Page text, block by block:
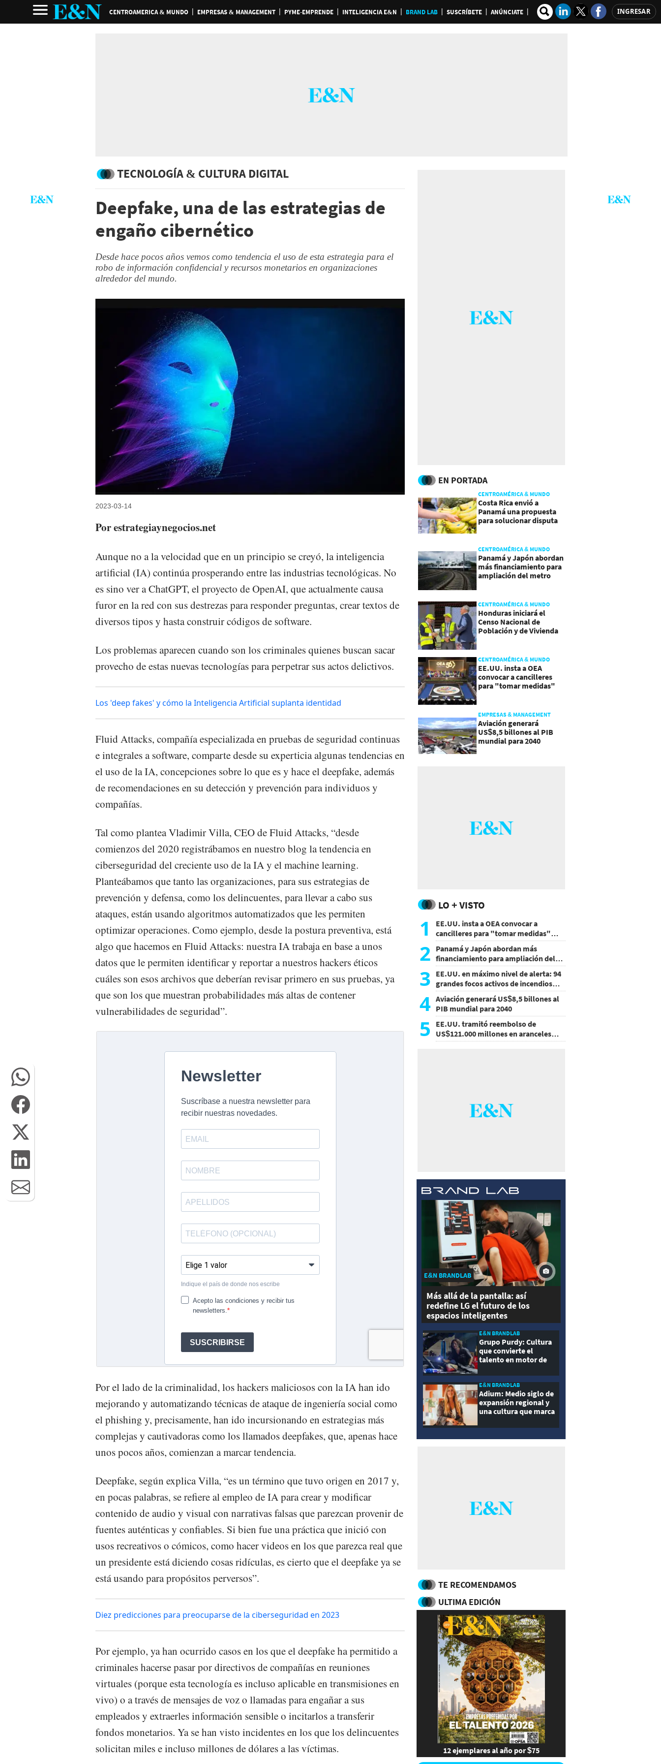
CENTROAMERICA & MUNDO EMPRESAS & MANAGEMENT PYME-EMPRENDE INTELIGENCIA E&N BRAND LAB SUSCRÍBETE ANÚNCIATE INGRESAR
TECNOLOGÍA & CULTURA DIGITAL
Deepfake, una de las estrategias de
engaño cibernético
Desde hace pocos años vemos como tendencia el uso de esta estrategia para el
robo de información confidencial y recursos monetarios en organizaciones
alrededor del mundo.
2023-03-14
Por estrategiaynegocios.net
Aunque no a la velocidad que en un principio se creyó, la inteligencia
artificial (IA) continúa prosperando entre las industrias tecnológicas. No
es sino ver a ChatGPT, el proyecto de OpenAI, que actualmente causa
furor en la red con sus destrezas para responder preguntas, crear textos de
diversos tipos y hasta construir códigos de software.
Los problemas aparecen cuando son los criminales quienes buscan sacar
provecho de estas nuevas tecnologías para perpetrar sus actos delictivos.
Los 'deep fakes' y cómo la Inteligencia Artificial suplanta identidad
Fluid Attacks, compañía especializada en pruebas de seguridad continuas
e integrales a software, comparte desde su experticia algunas tendencias en
el uso de la IA, concepciones sobre lo que es y hace el deepfake, además
de recomendaciones en su detección y prevención para individuos y
compañías.
Tal como plantea Vladimir Villa, CEO de Fluid Attacks, “desde
comienzos del 2020 registrábamos en nuestro blog la tendencia en
ciberseguridad del creciente uso de la IA y el machine learning.
Planteábamos que tanto las organizaciones, para sus estrategias de
prevención y defensa, como los delincuentes, para llevar a cabo sus
ataques, están usando algoritmos automatizados que les permiten
optimizar operaciones. Como ejemplo, desde la postura preventiva, está
algo que hacemos en Fluid Attacks: nuestra IA trabaja en base a unos
datos que le permiten identificar y reportar a nuestros hackers éticos
cuáles son esos archivos que deberían revisar primero en sus pruebas, ya
que son los que muestran probabilidades más altas de contener
vulnerabilidades de seguridad”.
Por el lado de la criminalidad, los hackers maliciosos con la IA han ido
mejorando y automatizando técnicas de ataque de ingeniería social como
el phishing y, precisamente, han ido incursionando en estrategias más
complejas y cautivadoras como los llamados deepfakes, que, apenas hace
unos pocos años, comienzan a marcar tendencia.
Deepfake, según explica Villa, “es un término que tuvo origen en 2017 y,
en pocas palabras, se refiere al empleo de IA para crear y modificar
contenido de audio y visual con narrativas falsas que parezcan provenir de
fuentes auténticas y confiables. Si bien fue una práctica que inició con
usos recreativos o cómicos, como hacer videos en los que parezca real que
un presidente está diciendo cosas ridículas, es cierto que el deepfake ya se
está usando para propósitos perversos”.
Diez predicciones para preocuparse de la ciberseguridad en 2023
Por ejemplo, ya han ocurrido casos en los que el deepfake ha permitido a
criminales hacerse pasar por directivos de compañías en reuniones
virtuales (porque esta tecnología es incluso aplicable en transmisiones en
vivo) o a través de mensajes de voz o llamadas para engañar a sus
empleados y extraerles información sensible o incitarlos a transferir
fondos monetarios. Ya se han visto incidentes en los que los delincuentes
solicitan miles e incluso millones de dólares a las víctimas.
EN PORTADA
CENTROAMÉRICA & MUNDO
Costa Rica envió a
Panamá una propuesta
para solucionar disputa
CENTROAMÉRICA & MUNDO
Panamá y Japón abordan
más financiamiento para
ampliación del metro
CENTROAMÉRICA & MUNDO
Honduras iniciará el
Censo Nacional de
Población y de Vivienda
CENTROAMÉRICA & MUNDO
EE.UU. insta a OEA
convocar a cancilleres
para "tomar medidas"
EMPRESAS & MANAGEMENT
Aviación generará
US$8,5 billones al PIB
mundial para 2040
LO + VISTO
1
EE.UU. insta a OEA convocar a
cancilleres para "tomar medidas"
sobre Nicaragua
2 Panamá y Japón abordan más
financiamiento para ampliación del
metro
3 EE.UU. en máximo nivel de alerta: 94
grandes focos activos de incendios
forestales
4 Aviación generará US$8,5 billones al
PIB mundial para 2040
5
EE.UU. tramitó reembolso de
US$121.000 millones en aranceles
anulados
E&N BRANDLAB
Más allá de la pantalla: así
redefine LG el futuro de los
espacios inteligentes
E&N BRANDLAB
Grupo Purdy: Cultura
que convierte el
talento en motor de
E&N BRANDLAB
Adium: Medio siglo de
expansión regional y
una cultura que marca
TE RECOMENDAMOS
ULTIMA EDICIÓN
12 ejemplares al año por $75